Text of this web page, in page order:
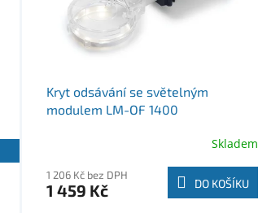
Kryt odsávání se světelným
modulem LM-OF 1400
Skladem
1 206 Kč bez DPH
1 459 Kč DO KOŠÍKU